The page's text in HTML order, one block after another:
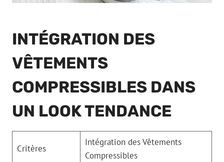
INTÉGRATION DES
VÊTEMENTS
COMPRESSIBLES DANS
UN LOOK TENDANCE
Critères
Intégration des Vêtements
Compressibles